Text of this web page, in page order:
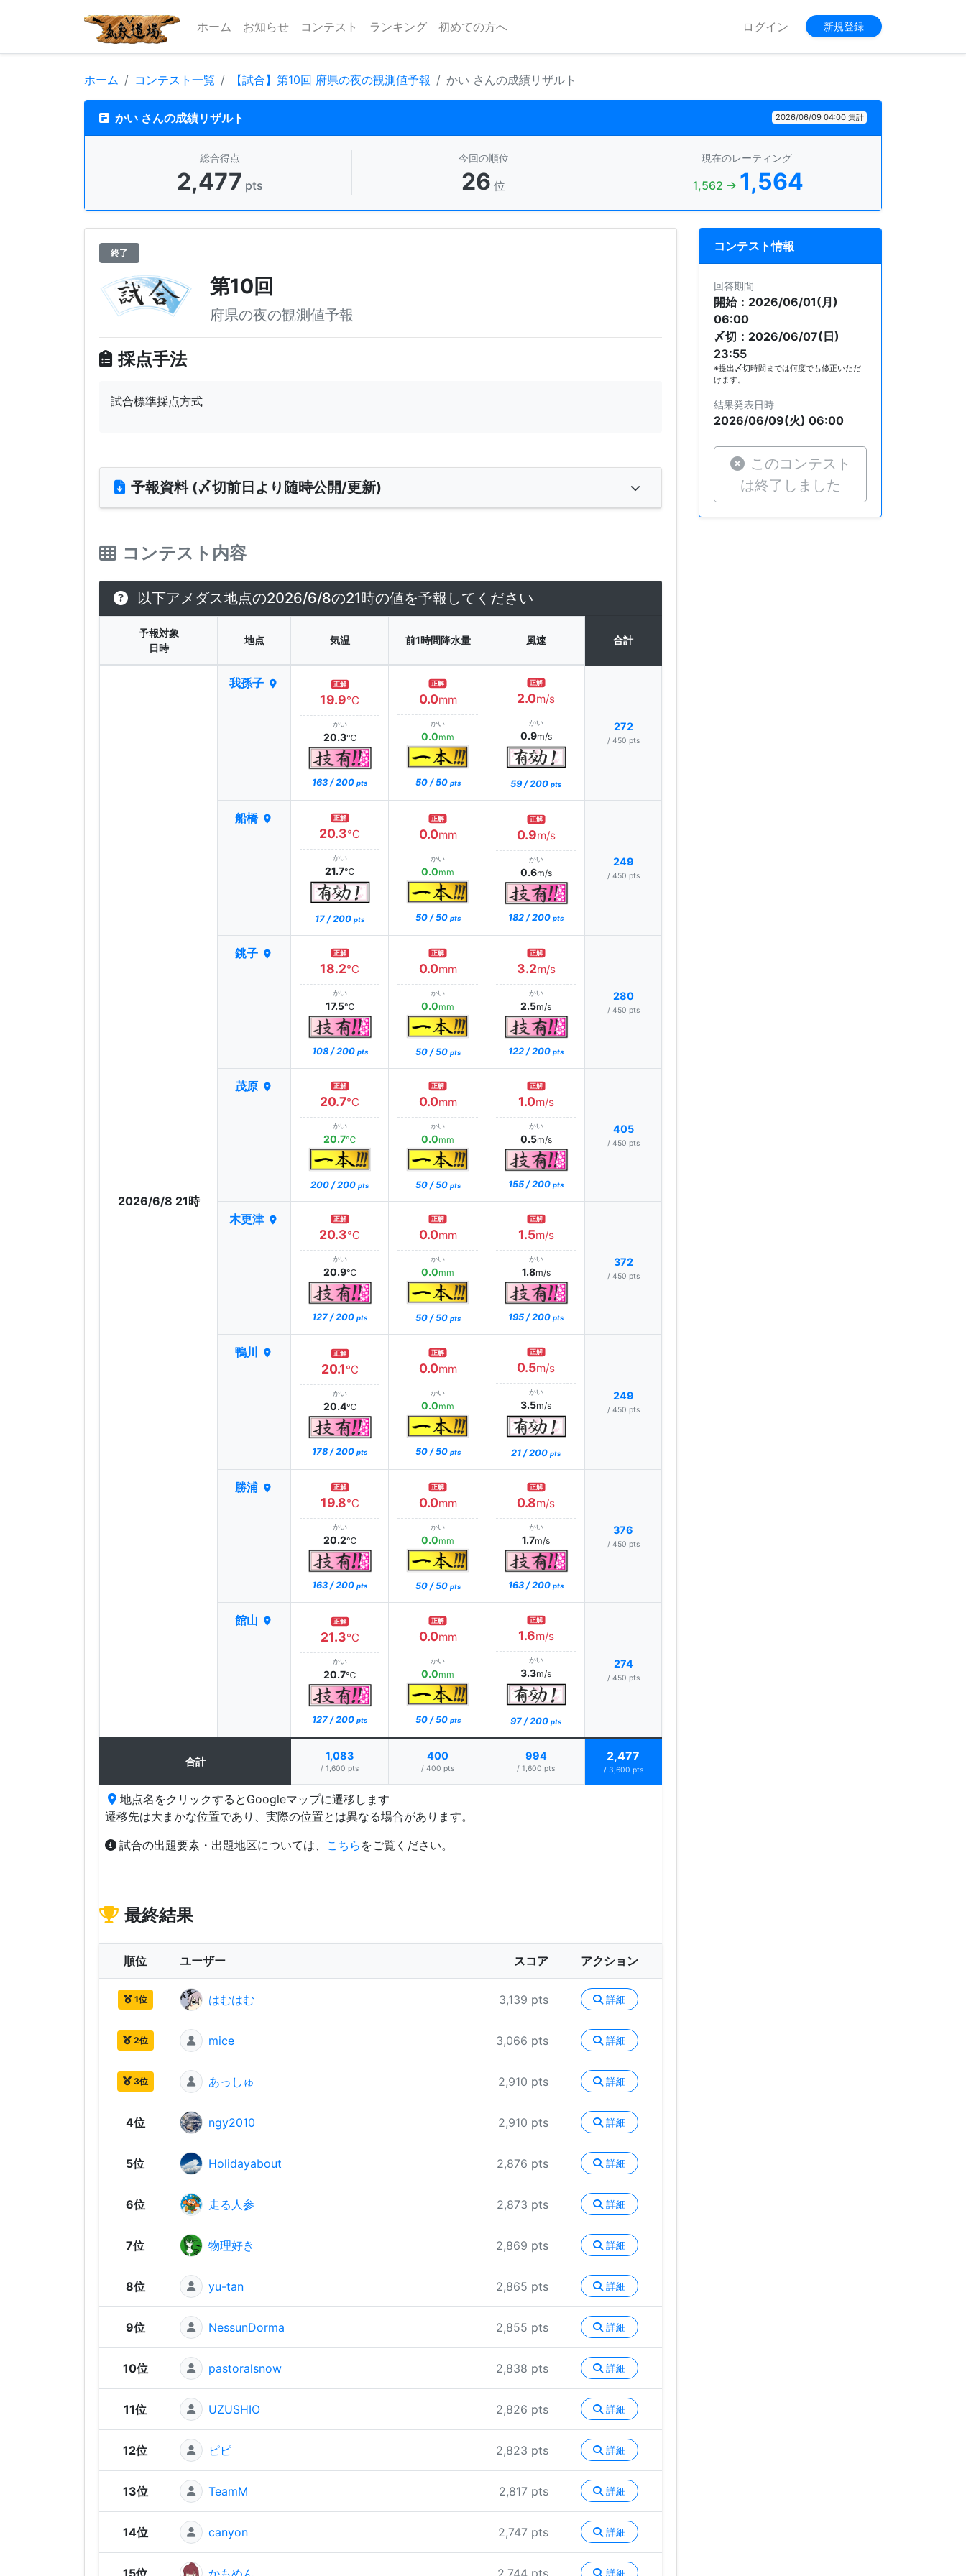
ホーム お知らせ コンテスト ランキング 初めての方へ ログイン 新規登録
ホーム コンテスト一覧 【試合】第10回 府県の夜の観測値予報 かい さんの成績リザルト
かい さんの成績リザルト 2026/06/09 04:00 集計
総合得点
2,477 pts
今回の順位
26 位
現在のレーティング
1,562 → 1,564
終了
第10回
府県の夜の観測値予報
採点手法
試合標準採点方式
予報資料 (〆切前日より随時公開/更新)
コンテスト内容
以下アメダス地点の2026/6/8の21時の値を予報してください
予報対象
日時
地点 気温 前1時間降水量 風速 合計
2026/6/8 21時
我孫子 正解
19.9℃
かい
20.3℃
163 / 200 pts
正解
0.0mm
かい
0.0mm
50 / 50 pts
正解
2.0m/s
かい
0.9m/s
59 / 200 pts
272
/ 450 pts
船橋 正解
20.3℃
かい
21.7℃
17 / 200 pts
正解
0.0mm
かい
0.0mm
50 / 50 pts
正解
0.9m/s
かい
0.6m/s
182 / 200 pts
249
/ 450 pts
銚子 正解
18.2℃
かい
17.5℃
108 / 200 pts
正解
0.0mm
かい
0.0mm
50 / 50 pts
正解
3.2m/s
かい
2.5m/s
122 / 200 pts
280
/ 450 pts
茂原 正解
20.7℃
かい
20.7℃
200 / 200 pts
正解
0.0mm
かい
0.0mm
50 / 50 pts
正解
1.0m/s
かい
0.5m/s
155 / 200 pts
405
/ 450 pts
木更津 正解
20.3℃
かい
20.9℃
127 / 200 pts
正解
0.0mm
かい
0.0mm
50 / 50 pts
正解
1.5m/s
かい
1.8m/s
195 / 200 pts
372
/ 450 pts
鴨川 正解
20.1℃
かい
20.4℃
178 / 200 pts
正解
0.0mm
かい
0.0mm
50 / 50 pts
正解
0.5m/s
かい
3.5m/s
21 / 200 pts
249
/ 450 pts
勝浦 正解
19.8℃
かい
20.2℃
163 / 200 pts
正解
0.0mm
かい
0.0mm
50 / 50 pts
正解
0.8m/s
かい
1.7m/s
163 / 200 pts
376
/ 450 pts
館山 正解
21.3℃
かい
20.7℃
127 / 200 pts
正解
0.0mm
かい
0.0mm
50 / 50 pts
正解
1.6m/s
かい
3.3m/s
97 / 200 pts
274
/ 450 pts
合計 1,083
/ 1,600 pts
400
/ 400 pts
994
/ 1,600 pts
2,477
/ 3,600 pts
地点名をクリックするとGoogleマップに遷移します
遷移先は大まかな位置であり、実際の位置とは異なる場合があります。
試合の出題要素・出題地区については、 こちら をご覧ください。
最終結果
順位 ユーザー スコア アクション
1位 はむはむ 3,139 pts 詳細
2位 mice 3,066 pts 詳細
3位 あっしゅ 2,910 pts 詳細
4位 ngy2010 2,910 pts 詳細
5位 Holidayabout 2,876 pts 詳細
6位 走る人参 2,873 pts 詳細
7位 物理好き 2,869 pts 詳細
8位 yu-tan 2,865 pts 詳細
9位 NessunDorma 2,855 pts 詳細
10位 pastoralsnow 2,838 pts 詳細
11位 UZUSHIO 2,826 pts 詳細
12位 ピピ 2,823 pts 詳細
13位 TeamM 2,817 pts 詳細
14位 canyon 2,747 pts 詳細
15位 かもめん 2,744 pts 詳細
コンテスト情報
回答期間
開始：2026/06/01(月)
06:00
〆切：2026/06/07(日)
23:55
※提出〆切時間までは何度でも修正いただ
けます。
結果発表日時
2026/06/09(火) 06:00
このコンテスト
は終了しました